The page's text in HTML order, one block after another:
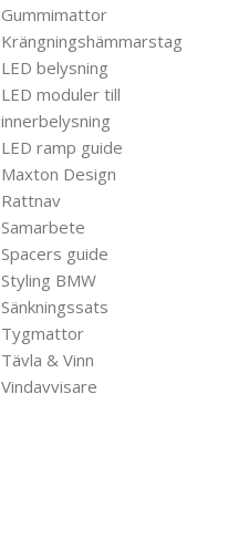
Gummimattor
Krängningshämmarstag
LED belysning
LED moduler till
innerbelysning
LED ramp guide
Maxton Design
Rattnav
Samarbete
Spacers guide
Styling BMW
Sänkningssats
Tygmattor
Tävla & Vinn
Vindavvisare